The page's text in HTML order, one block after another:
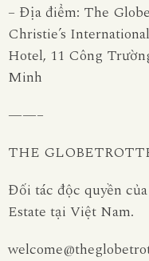
– Địa điểm: The
Christie’s
Hotel, 11 Công
Minh
——–
THE
Đối tác độc quyền
Estate tại Việt Nam.